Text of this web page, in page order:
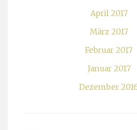
April 2017
März 2017
Februar 2017
Januar 2017
Dezember